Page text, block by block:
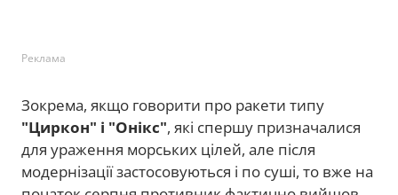
Реклама
Зокрема, якщо говорити про ракети типу
"Циркон" і "Онікс", які спершу призначалися
для ураження морських цілей, але після
модернізації застосовуються і по суші, то вже на